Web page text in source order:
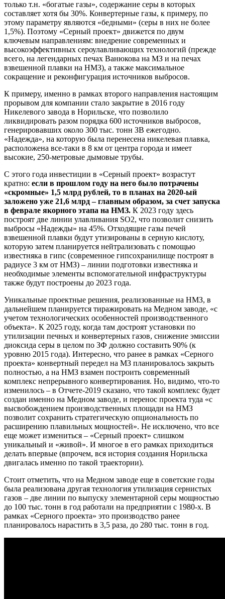
только т.н. «богатые газы», содержание серы в которых
составляет хотя бы 30%. Конвертерные газы, к примеру, по
этому параметру являются «бедными» (серы в них не более
1,5%). Поэтому «Серный проект» движется по двум
ключевым направлениям: внедрение современных и
высокоэффективных сероулавливающих технологий (прежде
всего, на легендарных печах Ванюкова на МЗ и на печах
взвешенной плавки на НМЗ), а также максимальное
сокращение и реконфигурация источников выбросов.
К примеру, именно в рамках второго направления настоящим
прорывом для компании стало закрытие в 2016 году
Никелевого завода в Норильске, что позволило
ликвидировать разом порядка 600 источников выбросов,
генерировавших около 300 тыс. тонн ЗВ ежегодно.
«Надежда», на которую была перенесена никелевая плавка,
расположена все-таки в 8 км от центра города и имеет
высокие, 250-метровые дымовые трубы.
С этого года инвестиции в «Серный проект» возрастут
кратно: если в прошлом году на него было потрачены
«скромные» 1,5 млрд рублей, то в планах на 2020-ый
заложено уже 21,6 млрд – главным образом, за счет запуска
в феврале якорного этапа на НМЗ. К 2023 году здесь
построят две линии улавливания SO2, что позволит снизить
выбросы «Надежды» на 45%. Отходящие газы печей
взвешенной плавки будут утизированы в серную кислоту,
которую затем планируется нейтрализовать с помощью
известняка в гипс (современное гипсохранилище построят в
радиусе 3 км от НМЗ) – линии подготовки известняка и
необходимые элементы вспомогательной инфраструктуры
также будут построены до 2023 года.
Уникальные проектные решения, реализованные на НМЗ, в
дальнейшем планируется тиражировать на Медном заводе, «с
учетом технологических особенностей производственного
объекта». К 2025 году, когда там достроят установки по
утилизации печных и конвертерных газов, снижение эмиссии
диоксида серы в целом по ЗФ должно составить 90% (к
уровню 2015 года). Интересно, что ранее в рамках «Серного
проекта» конвертный передел на МЗ планировалось закрыть
полностью, а на НМЗ взамен построить современный
комплекс непрерывного конвертирования. Но, видимо, что-то
изменилось – в Отчете-2019 сказано, что такой комплекс будет
создан именно на Медном заводе, и перенос проекта туда «с
высвобождением производственных площади на НМЗ
позволит сохранить стратегическую опциональность по
расширению плавильных мощностей». Не исключено, что все
еще может измениться – «Серный проект» слишком
уникальный и «живой». И многое в его рамках приходиться
делать впервые (впрочем, вся история создания Норильска
двигалась именно по такой траектории).
Стоит отметить, что на Медном заводе еще в советские годы
была реализована другая технология утилизация сернистых
газов – две линии по выпуску элементарной серы мощностью
до 100 тыс. тонн в год работали на предприятии с 1980-х. В
рамках «Серного проекта» это производство ранее
планировалось нарастить в 3,5 раза, до 280 тыс. тонн в год.